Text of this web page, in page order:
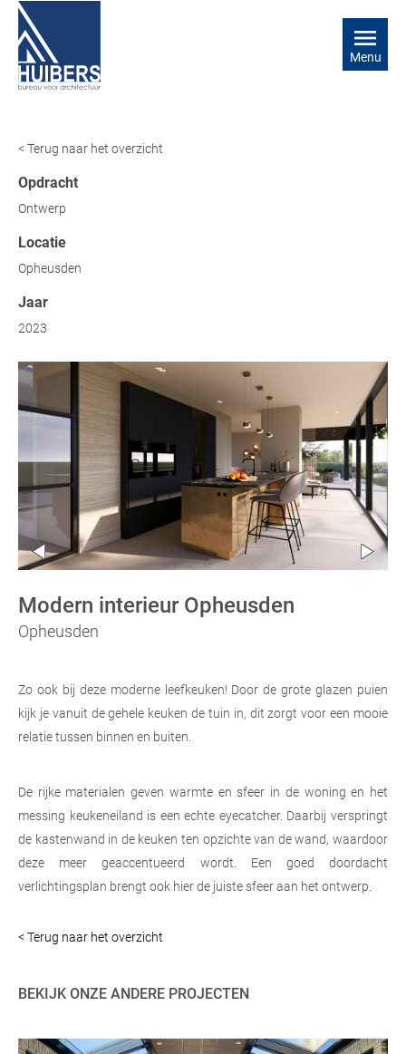
Menu
< Terug naar het overzicht
Opdracht
Ontwerp
Locatie
Opheusden
Jaar
2023
Modern interieur Opheusden
Opheusden
Zo ook bij deze moderne leefkeuken! Door de grote glazen puien
kijk je vanuit de gehele keuken de tuin in, dit zorgt voor een mooie
relatie tussen binnen en buiten.
De rijke materialen geven warmte en sfeer in de woning en het
messing keukeneiland is een echte eyecatcher. Daarbij verspringt
de kastenwand in de keuken ten opzichte van de wand, waardoor
deze meer geaccentueerd wordt. Een goed doordacht
verlichtingsplan brengt ook hier de juiste sfeer aan het ontwerp.
< Terug naar het overzicht
BEKIJK ONZE ANDERE PROJECTEN